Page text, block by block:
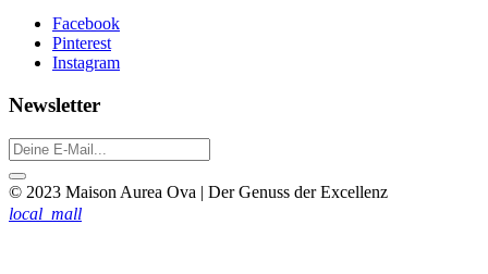
Facebook
Pinterest
Instagram
Newsletter
© 2023 Maison Aurea Ova | Der Genuss der Excellenz
local_mall